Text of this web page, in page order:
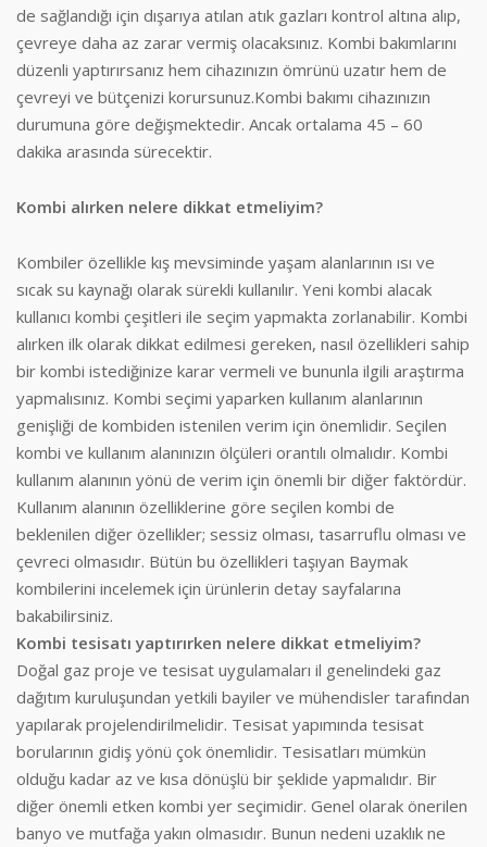
de sağlandığı için dışarıya atılan atık gazları kontrol altına alıp,
çevreye daha az zarar vermiş olacaksınız. Kombi bakımlarını
düzenli yaptırırsanız hem cihazınızın ömrünü uzatır hem de
çevreyi ve bütçenizi korursunuz.Kombi bakımı cihazınızın
durumuna göre değişmektedir. Ancak ortalama 45 – 60
dakika arasında sürecektir.
Kombi alırken nelere dikkat etmeliyim?
Kombiler özellikle kış mevsiminde yaşam alanlarının ısı ve
sıcak su kaynağı olarak sürekli kullanılır. Yeni kombi alacak
kullanıcı kombi çeşitleri ile seçim yapmakta zorlanabilir. Kombi
alırken ilk olarak dikkat edilmesi gereken, nasıl özellikleri sahip
bir kombi istediğinize karar vermeli ve bununla ilgili araştırma
yapmalısınız. Kombi seçimi yaparken kullanım alanlarının
genişliği de kombiden istenilen verim için önemlidir. Seçilen
kombi ve kullanım alanınızın ölçüleri orantılı olmalıdır. Kombi
kullanım alanının yönü de verim için önemli bir diğer faktördür.
Kullanım alanının özelliklerine göre seçilen kombi de
beklenilen diğer özellikler; sessiz olması, tasarruflu olması ve
çevreci olmasıdır. Bütün bu özellikleri taşıyan Baymak
kombilerini incelemek için ürünlerin detay sayfalarına
bakabilirsiniz.
Kombi tesisatı yaptırırken nelere dikkat etmeliyim?
Doğal gaz proje ve tesisat uygulamaları il genelindeki gaz
dağıtım kuruluşundan yetkili bayiler ve mühendisler tarafından
yapılarak projelendirilmelidir. Tesisat yapımında tesisat
borularının gidiş yönü çok önemlidir. Tesisatları mümkün
olduğu kadar az ve kısa dönüşlü bir şeklide yapmalıdır. Bir
diğer önemli etken kombi yer seçimidir. Genel olarak önerilen
banyo ve mutfağa yakın olmasıdır. Bunun nedeni uzaklık ne